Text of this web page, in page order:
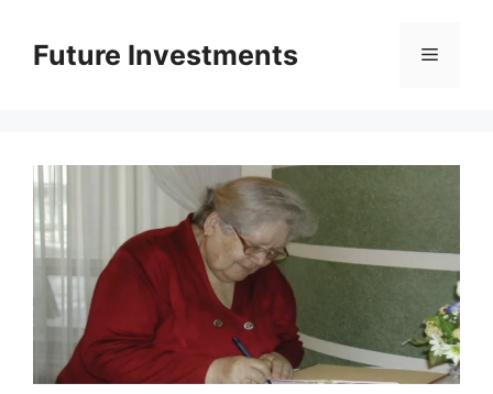
вмістуFuture Investments Меню